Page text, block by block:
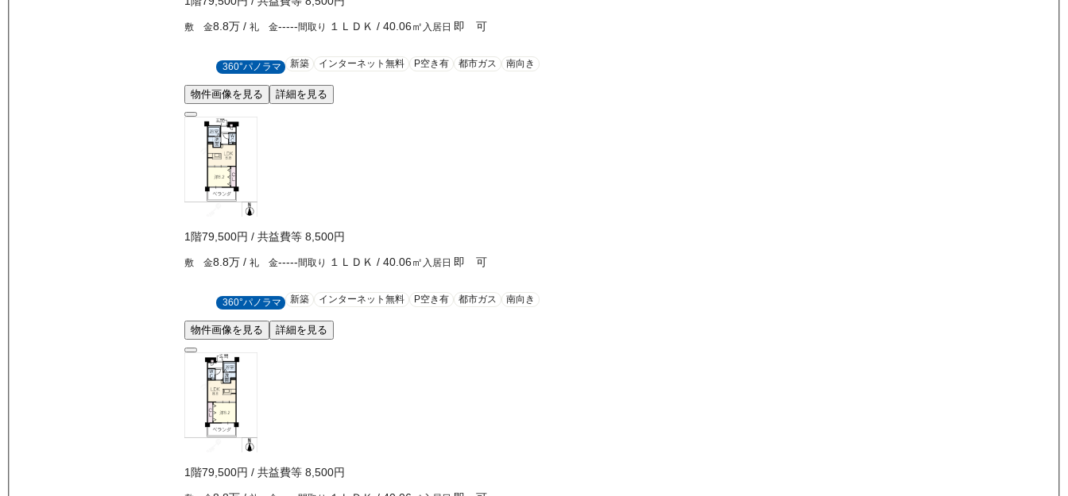
敷 金8.8万 / 礼 金-----間取り １ＬＤＫ / 40.06㎡ 入居日 即 可
360°パノラマ 新築 インターネット無料 P空き有 都市ガス 南向き
物件画像を見る 詳細を見る
1階79,500円 / 共益費等 8,500円
敷 金8.8万 / 礼 金-----間取り １ＬＤＫ / 40.06㎡ 入居日 即 可
360°パノラマ 新築 インターネット無料 P空き有 都市ガス 南向き
物件画像を見る 詳細を見る
1階79,500円 / 共益費等 8,500円